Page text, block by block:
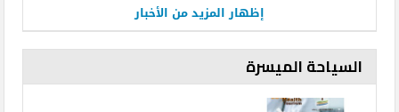
إظهار المزيد من الأخبار
السياحة الميسرة